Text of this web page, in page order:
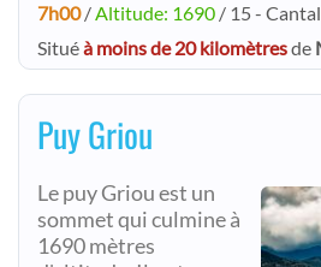
7h00/Altitude: 1690 / 15 - Cantal
Situéà moins de 20 kilomètresde
Puy Griou
Le puy Griou est un
sommet qui culmine à
1690 mètres